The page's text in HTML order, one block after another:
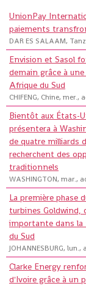
UnionPay
paiements
DAR ES SALAAM,
Envision et Sasol
demain grâce à
Afrique du Sud
CHIFENG, Chine, mer.,
Bientôt aux États-
présentera à
de quatre milliards
recherchent des
traditionnels
WASHINGTON, mar.,
La première phase
turbines Goldwind,
importante dans la
du Sud
JOHANNESBURG,
Clarke Energy
d'Ivoire grâce à un